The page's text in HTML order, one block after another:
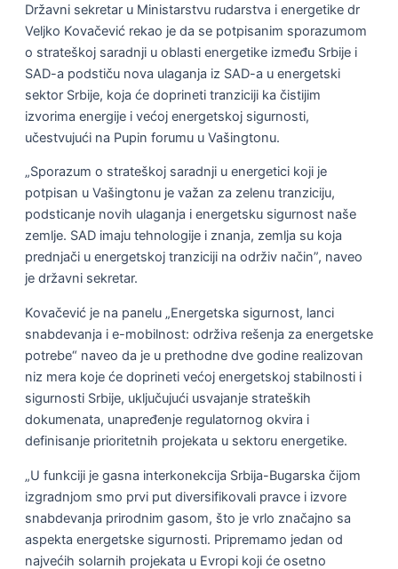
Državni sekretar u Ministarstvu rudarstva i energetike dr
Veljko Kovačević rekao je da se potpisanim sporazumom
o strateškoj saradnji u oblasti energetike između Srbije i
SAD-a podstiču nova ulaganja iz SAD-a u energetski
sektor Srbije, koja će doprineti tranziciji ka čistijim
izvorima energije i većoj energetskoj sigurnosti,
učestvujući na Pupin forumu u Vašingtonu.
„Sporazum o strateškoj saradnji u energetici koji je
potpisan u Vašingtonu je važan za zelenu tranziciju,
podsticanje novih ulaganja i energetsku sigurnost naše
zemlje. SAD imaju tehnologije i znanja, zemlja su koja
prednjači u energetskoj tranziciji na održiv način”, naveo
je državni sekretar.
Kovačević je na panelu „Energetska sigurnost, lanci
snabdevanja i e-mobilnost: održiva rešenja za energetske
potrebe“ naveo da je u prethodne dve godine realizovan
niz mera koje će doprineti većoj energetskoj stabilnosti i
sigurnosti Srbije, uključujući usvajanje strateških
dokumenata, unapređenje regulatornog okvira i
definisanje prioritetnih projekata u sektoru energetike.
„U funkciji je gasna interkonekcija Srbija-Bugarska čijom
izgradnjom smo prvi put diversifikovali pravce i izvore
snabdevanja prirodnim gasom, što je vrlo značajno sa
aspekta energetske sigurnosti. Pripremamo jedan od
najvećih solarnih projekata u Evropi koji će osetno